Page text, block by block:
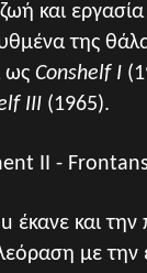
και
της
ως Conshelf I
III (1965).
έκανε και
με την